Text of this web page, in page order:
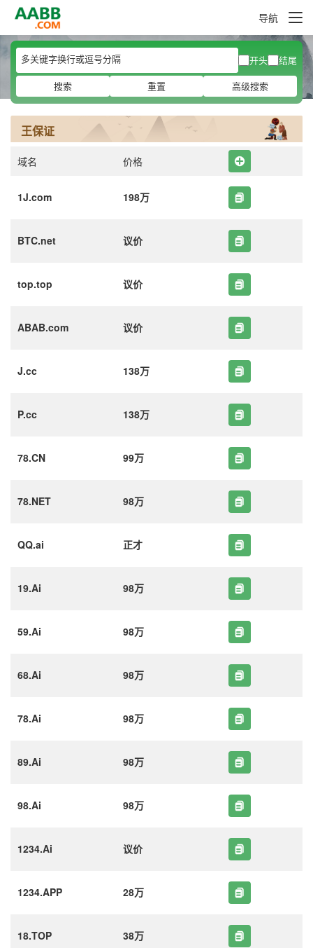
导航
开头
结尾
搜索
重置 高级搜索
王保证
域名 价格
1J.com 198万
BTC.net 议价
top.top 议价
ABAB.com 议价
J.cc 138万
P.cc 138万
78.CN 99万
78.NET 98万
QQ.ai 正才
19.Ai 98万
59.Ai 98万
68.Ai 98万
78.Ai 98万
89.Ai 98万
98.Ai 98万
1234.Ai 议价
1234.APP 28万
18.TOP 38万